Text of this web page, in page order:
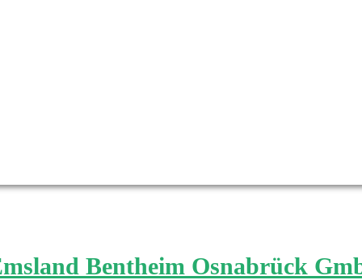
Bentheim Osnabrück